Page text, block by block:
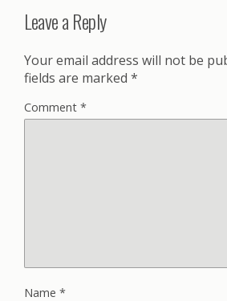
Leave a Reply
Your email address will not be
fields are marked *
Comment *
Name *